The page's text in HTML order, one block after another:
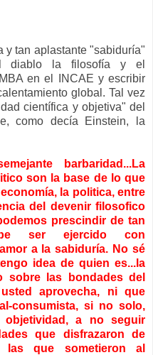
y tan aplastante "sabiduría"
diablo la filosofía y el
en el INCAE y escribir
global. Tal vez
científica y objetiva" del
como decía Einstein, la
barbaridad...La
son la base de lo que
la politica, entre
del devenir filosofico
prescindir de tan
ser ejercido con
a la sabiduría. No sé
idea de quien es...la
sobre las bondades del
aprovecha, ni que
consumista, si no solo,
objetividad, a no seguir
que disfrazaron de
que sometieron al